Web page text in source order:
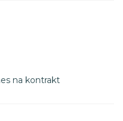
na kontrakt